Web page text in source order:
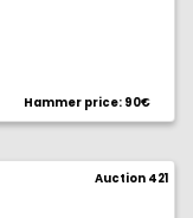
Hammer price: 90€
Auction 421